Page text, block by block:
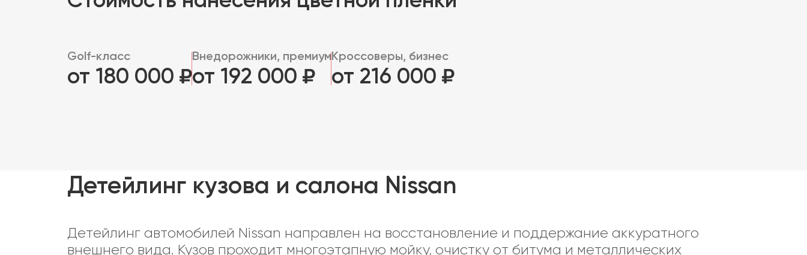
Golf-класс
от 180 000
Внедорожники, премиум
от 192 000
Кроссоверы, бизнес
от 216 000
Детейлинг кузова и салона Nissan
Детейлинг автомобилей Nissan направлен на восстановление и поддержание аккуратного
внешнего вида. Кузов проходит многоэтапную мойку, очистку от битума и металлических